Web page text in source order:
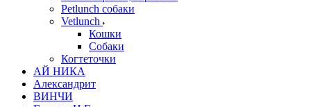
Petlunch собаки
Vetlunch
Кошки
Собаки
Когтеточки
АЙ НИКА
Александрит
ВИНЧИ